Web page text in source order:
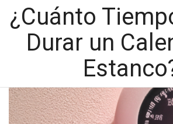
¿Cuánto
Durar un